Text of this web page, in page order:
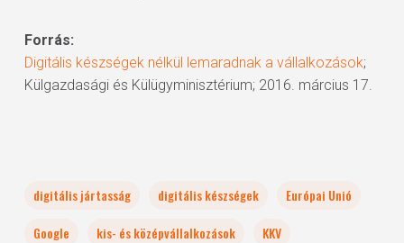
Forrás:
Digitális készségek nélkül lemaradnak a vállalkozások;
Külgazdasági és Külügyminisztérium; 2016. március 17.
digitális jártasság digitális készségek
Európai Unió
Google
kis- és középvállalkozások
KKV